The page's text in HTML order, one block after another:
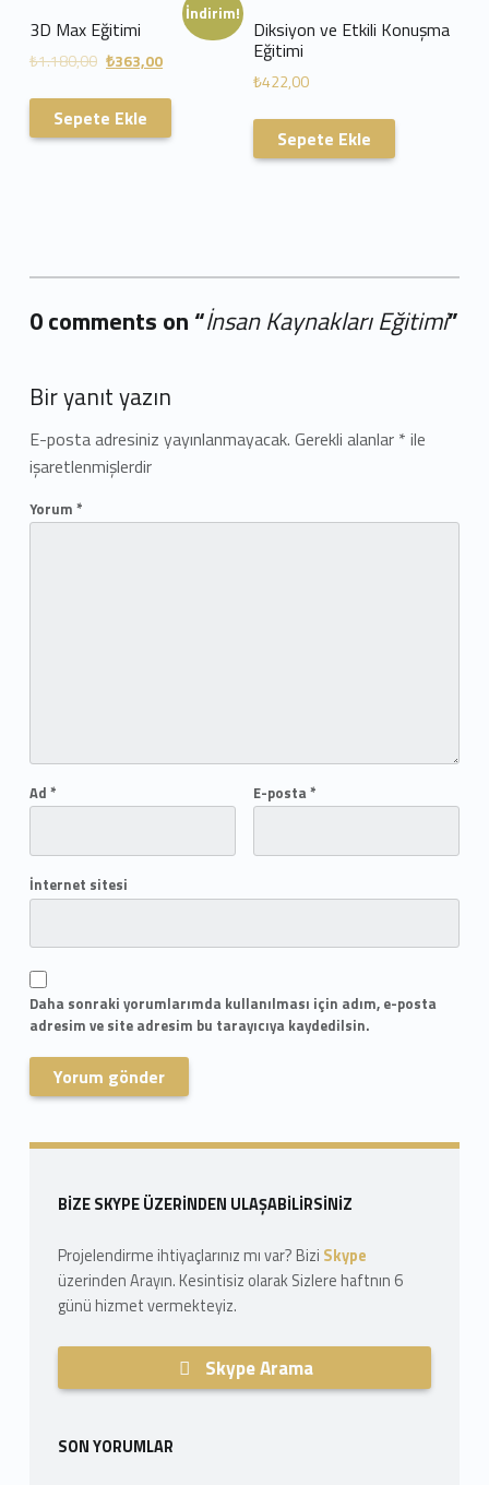
İndirim!
3D Max Eğitimi
₺1.180,00 ₺363,00
Sepete Ekle
Diksiyon ve Etkili Konuşma
Eğitimi
₺422,00
Sepete Ekle
0 comments on “İnsan Kaynakları Eğitimi”
Bir yanıt yazın
E-posta adresiniz yayınlanmayacak. Gerekli alanlar * ile
işaretlenmişlerdir
Yorum *
Ad * E-posta*
İnternet sitesi
Daha sonraki yorumlarımda kullanılması için adım, e-posta
adresim ve site adresim bu tarayıcıya kaydedilsin.
Sidebar
BIZE SKYPE ÜZERINDEN ULAŞABILIRSINIZ
Projelendirme ihtiyaçlarınız mı var? Bizi Skype
üzerinden Arayın. Kesintisiz olarak Sizlere haftnın 6
günü hizmet vermekteyiz.
Skype Arama
SON YORUMLAR